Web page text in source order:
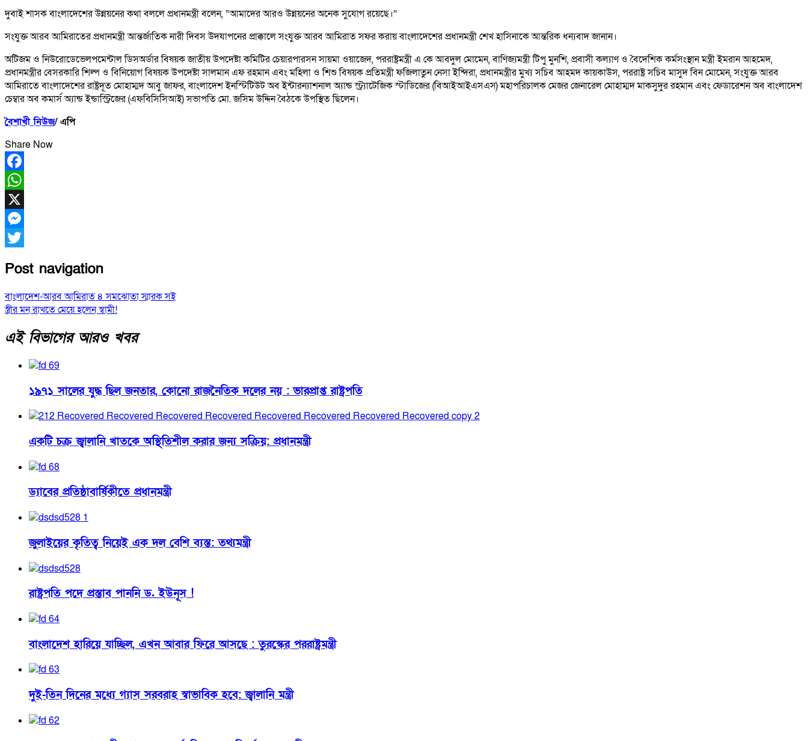
দুবাই শাসক বাংলাদেশের উন্নয়নের কথা বললে প্রধানমন্ত্রী বলেন, “আমাদের আরও উন্নয়নের অনেক সুযোগ রয়েছে।”
সংযুক্ত আরব আমিরাতের প্রধানমন্ত্রী আন্তর্জাতিক নারী দিবস উদযাপনের প্রাক্কালে সংযুক্ত আরব আমিরাত সফর করায় বাংলাদেশের প্রধানমন্ত্রী শেখ হাসিনাকে আন্তরিক ধন্যবাদ জানান।
অটিজম ও নিউরোডেভেলপমেন্টাল ডিসঅর্ডার বিষয়ক জাতীয় উপদেষ্টা কমিটির চেয়ারপারসন সায়মা ওয়াজেদ, পররাষ্ট্রমন্ত্রী এ কে আবদুল মোমেন, বাণিজ্যমন্ত্রী টিপু মুনশি, প্রবাসী কল্যাণ ও বৈদেশিক কর্মসংস্থান মন্ত্রী ইমরান আহমেদ,
প্রধানমন্ত্রীর বেসরকারি শিল্প ও বিনিয়োগ বিষয়ক উপদেষ্টা সালমান এফ রহমান এবং মহিলা ও শিশু বিষয়ক প্রতিমন্ত্রী ফজিলাতুন নেসা ইন্দিরা, প্রধানমন্ত্রীর মুখ্য সচিব আহমদ কায়কাউস, পররাষ্ট্র সচিব মাসুদ বিন মোমেন, সংযুক্ত আরব
আমিরাতে বাংলাদেশের রাষ্ট্রদূত মোহাম্মদ আবু জাফর, বাংলাদেশ ইনস্টিটিউট অব ইন্টারন্যাশনাল অ্যান্ড স্ট্র্যাটেজিক স্টাডিজের (বিআইআইএসএস) মহাপরিচালক মেজর জেনারেল মোহাম্মদ মাকসুদুর রহমান এবং ফেডারেশন অব বাংলাদেশ
চেম্বার অব কমার্স অ্যান্ড ইন্ডাস্ট্রিজের (এফবিসিসিআই) সভাপতি মো. জসিম উদ্দিন বৈঠকে উপস্থিত ছিলেন।
বৈশাখীনিউজ/এপি
Share Now
Facebook
WhatsApp
X
Messenger
Post navigation
বাংলাদেশ-আরব আমিরাত ৪ সমঝোতা স্মারক সই
স্ত্রীর মন রাখতে মেয়ে হলেন স্বামী!
এই বিভাগের আরও খবর
১৯৭১ সালের যুদ্ধ ছিল জনতার, কোনো রাজনৈতিক দলের নয় : ভারপ্রাপ্ত রাষ্ট্রপতি
একটি চক্র জ্বালানি খাতকে অস্থিতিশীল করার জন্য সক্রিয়: প্রধানমন্ত্রী
ড্যাবের প্রতিষ্ঠাবার্ষিকীতে প্রধানমন্ত্রী
জুলাইয়ের কৃতিত্ব নিয়েই এক দল বেশি ব্যস্ত: তথ্যমন্ত্রী
রাষ্ট্রপতি পদে প্রস্তাব পাননি ড. ইউনূস !
বাংলাদেশ হারিয়ে যাচ্ছিল, এখন আবার ফিরে আসছে : তুরস্কের পররাষ্ট্রমন্ত্রী
দুই-তিন দিনের মধ্যে গ্যাস সরবরাহ স্বাভাবিক হবে: জ্বালানি মন্ত্রী